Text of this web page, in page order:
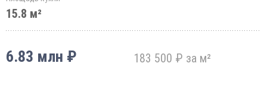
15.8 м²
6.83 млн ₽ 183 500 ₽ за м²